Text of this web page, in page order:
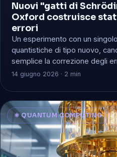
Nuovi "gatti di
Oxford costruisce
errori
Un esperimento con un
quantistiche di tipo nuovo,
semplice la correzione degli
14 giugno 2026 · 2 min
⚛️ QUANTUM COMPUTING